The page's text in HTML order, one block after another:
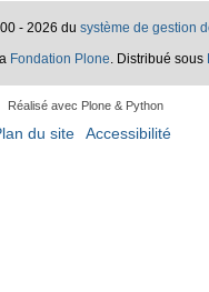
- 2026 du système de gestion
Fondation Plone. Distribué sous
Réalisé avec Plone & Python
du site Accessibilité